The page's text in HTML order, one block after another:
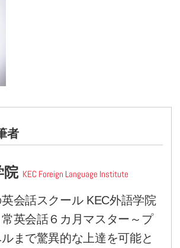
本代表の川島選手な
。
を使ってきちんと意
ーニング！